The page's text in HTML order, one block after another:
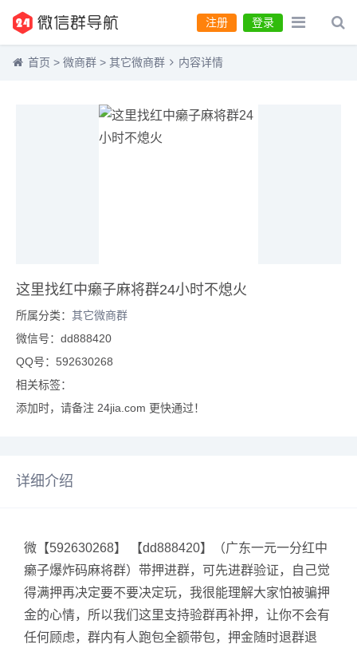
登录
注册
首页 > 微商群 > 其它微商群 内容详情
这里找红中癞子麻将群24小时不熄火
所属分类： 其它微商群
微信号：dd888420
QQ号：592630268
相关标签：
添加时，请备注 24jia.com 更快通过！
详细介绍
微【592630268】 【dd888420】（广东一元一分红中
癞子爆炸码麻将群）带押进群，可先进群验证，自己觉
得满押再决定要不要决定玩，我很能理解大家怕被骗押
金的心情，所以我们这里支持验群再补押，让你不会有
任何顾虑，群内有人跑包全额带包，押金随时退群退